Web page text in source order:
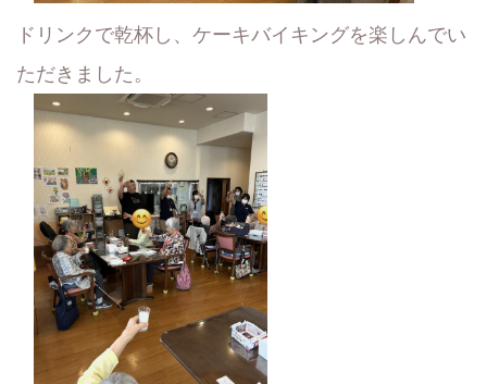
ドリンクで乾杯し、ケーキバイキングを楽しんでい
ただきました。